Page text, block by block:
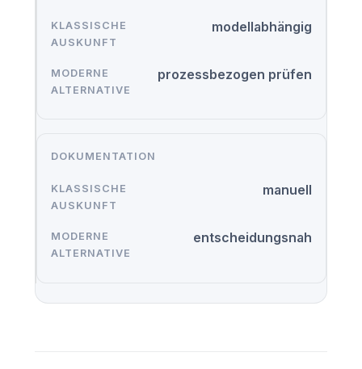
modellabhängig
prozessbezogen prüfen
DOKUMENTATION
manuell
entscheidungsnah